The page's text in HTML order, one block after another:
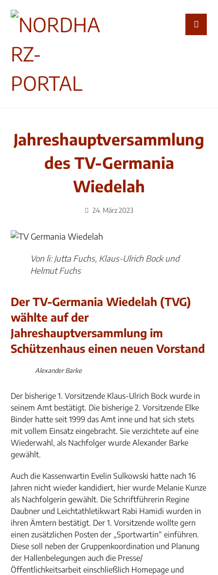
Jahreshauptversammlung
des TV-Germania
Wiedelah
24. März 2023
Von li: Jutta Fuchs, Klaus-Ulrich Bock und
Helmut Fuchs
Der TV-Germania Wiedelah (TVG)
wählte auf der
Jahreshauptversammlung im
Schützenhaus einen neuen Vorstand
Alexander Barke
Der bisherige 1. Vorsitzende Klaus-Ulrich Bock wurde in
seinem Amt bestätigt. Die bisherige 2. Vorsitzende Elke
Binder hatte seit 1999 das Amt inne und hat sich stets
mit vollem Einsatz eingebracht. Sie verzichtete auf eine
Wiederwahl, als Nachfolger wurde Alexander Barke
gewählt.
Auch die Kassenwartin Evelin Sulkowski hatte nach 16
Jahren nicht wieder kandidiert, hier wurde Melanie Kunze
als Nachfolgerin gewählt. Die Schriftführerin Regine
Daubner und Leichtathletikwart Rabi Hamidi wurden in
ihren Ämtern bestätigt. Der 1. Vorsitzende wollte gern
einen zusätzlichen Posten der „Sportwartin“ einführen.
Diese soll neben der Gruppenkoordination und Planung
der Hallenbelegungen auch die Presse/
Öffentlichkeitsarbeit einschließlich Homepage und